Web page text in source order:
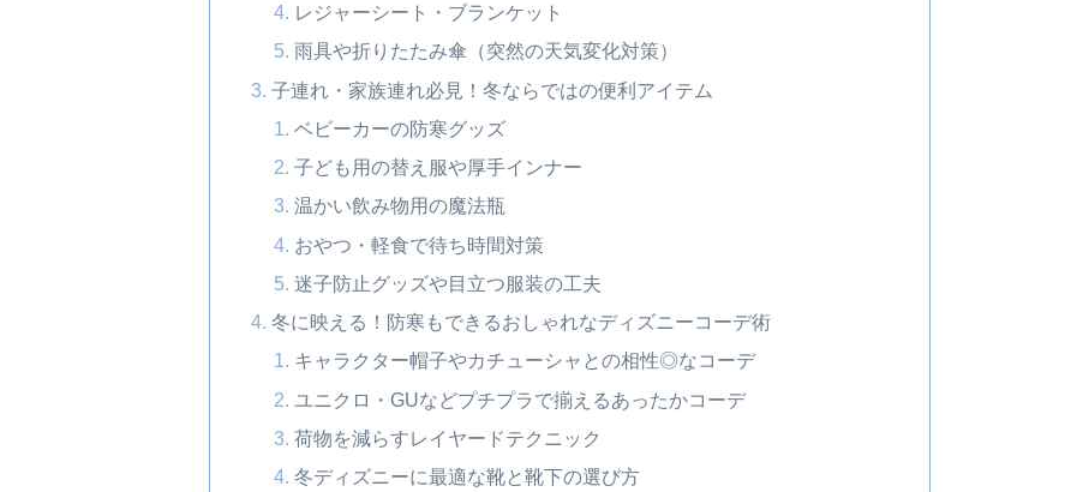
レジャーシート・ブランケット
雨具や折りたたみ傘（突然の天気変化対策）
子連れ・家族連れ必見！冬ならではの便利アイテム
ベビーカーの防寒グッズ
子ども用の替え服や厚手インナー
温かい飲み物用の魔法瓶
おやつ・軽食で待ち時間対策
迷子防止グッズや目立つ服装の工夫
冬に映える！防寒もできるおしゃれなディズニーコーデ術
キャラクター帽子やカチューシャとの相性◎なコーデ
ユニクロ・GUなどプチプラで揃えるあったかコーデ
荷物を減らすレイヤードテクニック
冬ディズニーに最適な靴と靴下の選び方